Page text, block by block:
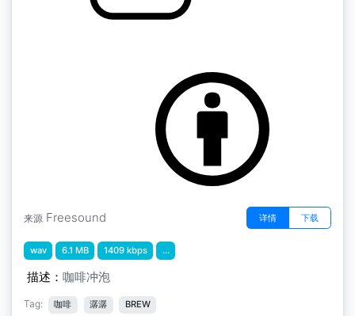
来源 Freesound 详情 下载
wav 6.1 MB 1409 kbps ...
描述： 咖啡冲泡
Tag: 咖啡 潺潺 BREW